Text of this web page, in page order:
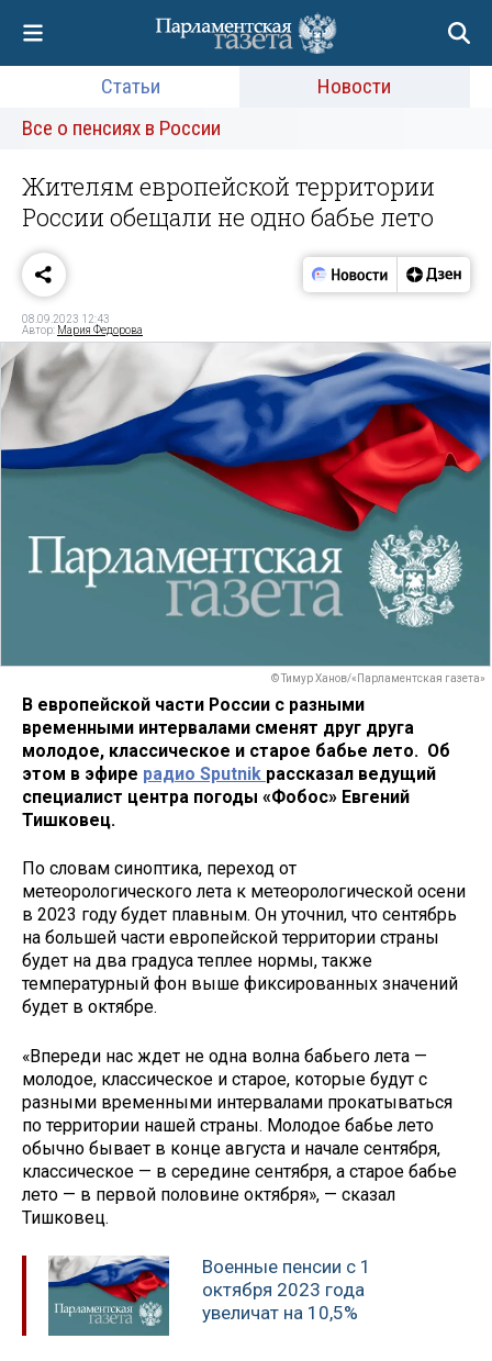
Статьи
Новости
Все о пенсиях в России
Жителям европейской территории
России обещали не одно бабье лето
08.09.2023 12:43
Автор: Мария Федорова
© Тимур Ханов/«Парламентская газета»
В европейской части России с разными
временными интервалами сменят друг друга
молодое, классическое и старое бабье лето. Об
этом в эфире радио Sputnik рассказал ведущий
специалист центра погоды «Фобос» Евгений
Тишковец.
По словам синоптика, переход от
метеорологического лета к метеорологической осени
в 2023 году будет плавным. Он уточнил, что сентябрь
на большей части европейской территории страны
будет на два градуса теплее нормы, также
температурный фон выше фиксированных значений
будет в октябре.
«Впереди нас ждет не одна волна бабьего лета —
молодое, классическое и старое, которые будут с
разными временными интервалами прокатываться
по территории нашей страны. Молодое бабье лето
обычно бывает в конце августа и начале сентября,
классическое — в середине сентября, а старое бабье
лето — в первой половине октября», — сказал
Тишковец.
Военные пенсии с 1
октября 2023 года
увеличат на 10,5%